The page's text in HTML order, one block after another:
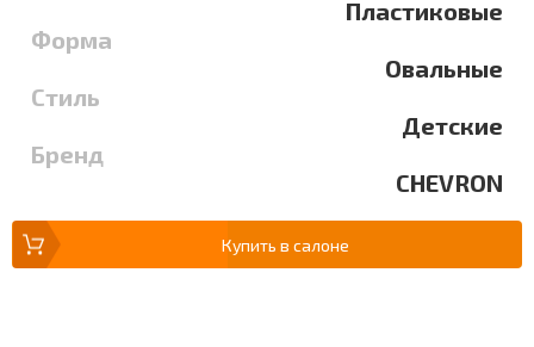
Пластиковые
Форма
Овальные
Стиль
Детские
Бренд
CHEVRON
Купить в салоне